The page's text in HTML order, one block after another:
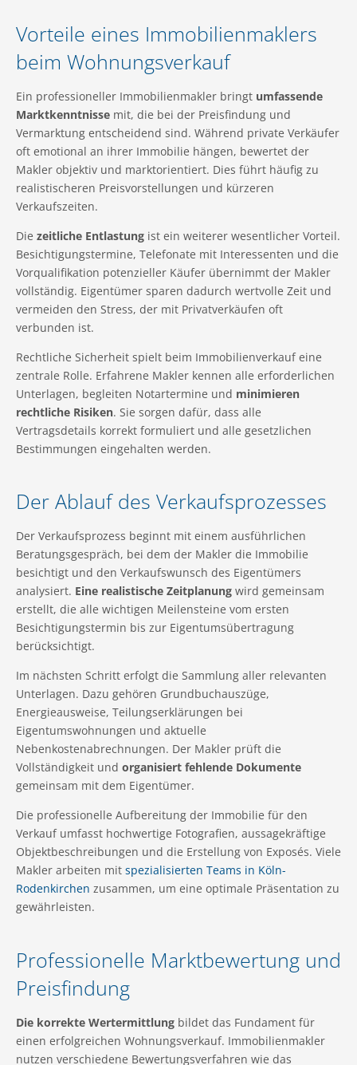
Vorteile eines Immobilienmaklers
beim Wohnungsverkauf
Ein professioneller Immobilienmakler bringt umfassende
Marktkenntnisse mit, die bei der Preisfindung und
Vermarktung entscheidend sind. Während private Verkäufer
oft emotional an ihrer Immobilie hängen, bewertet der
Makler objektiv und marktorientiert. Dies führt häufig zu
realistischeren Preisvorstellungen und kürzeren
Verkaufszeiten.
Die zeitliche Entlastung ist ein weiterer wesentlicher Vorteil.
Besichtigungstermine, Telefonate mit Interessenten und die
Vorqualifikation potenzieller Käufer übernimmt der Makler
vollständig. Eigentümer sparen dadurch wertvolle Zeit und
vermeiden den Stress, der mit Privatverkäufen oft
verbunden ist.
Rechtliche Sicherheit spielt beim Immobilienverkauf eine
zentrale Rolle. Erfahrene Makler kennen alle erforderlichen
Unterlagen, begleiten Notartermine und minimieren
rechtliche Risiken. Sie sorgen dafür, dass alle
Vertragsdetails korrekt formuliert und alle gesetzlichen
Bestimmungen eingehalten werden.
Der Ablauf des Verkaufsprozesses
Der Verkaufsprozess beginnt mit einem ausführlichen
Beratungsgespräch, bei dem der Makler die Immobilie
besichtigt und den Verkaufswunsch des Eigentümers
analysiert. Eine realistische Zeitplanung wird gemeinsam
erstellt, die alle wichtigen Meilensteine vom ersten
Besichtigungstermin bis zur Eigentumsübertragung
berücksichtigt.
Im nächsten Schritt erfolgt die Sammlung aller relevanten
Unterlagen. Dazu gehören Grundbuchauszüge,
Energieausweise, Teilungserklärungen bei
Eigentumswohnungen und aktuelle
Nebenkostenabrechnungen. Der Makler prüft die
Vollständigkeit und organisiert fehlende Dokumente
gemeinsam mit dem Eigentümer.
Die professionelle Aufbereitung der Immobilie für den
Verkauf umfasst hochwertige Fotografien, aussagekräftige
Objektbeschreibungen und die Erstellung von Exposés. Viele
Makler arbeiten mit spezialisierten Teams in Köln-
Rodenkirchen zusammen, um eine optimale Präsentation zu
gewährleisten.
Professionelle Marktbewertung und
Preisfindung
Die korrekte Wertermittlung bildet das Fundament für
einen erfolgreichen Wohnungsverkauf. Immobilienmakler
nutzen verschiedene Bewertungsverfahren wie das